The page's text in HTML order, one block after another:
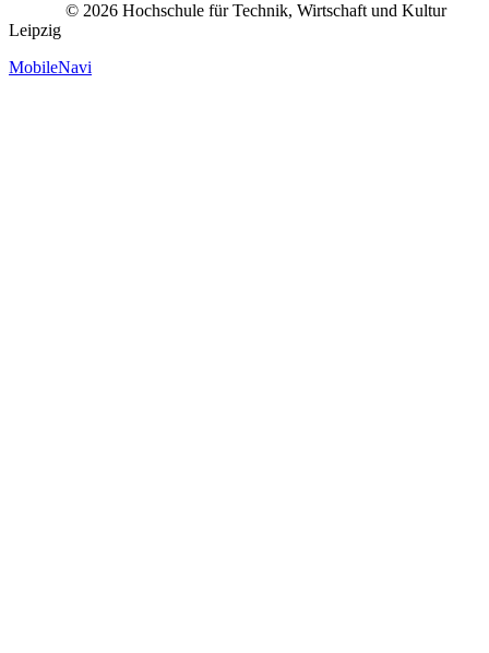
© 2026 Hochschule für Technik, Wirtschaft und Kultur
Leipzig
MobileNavi